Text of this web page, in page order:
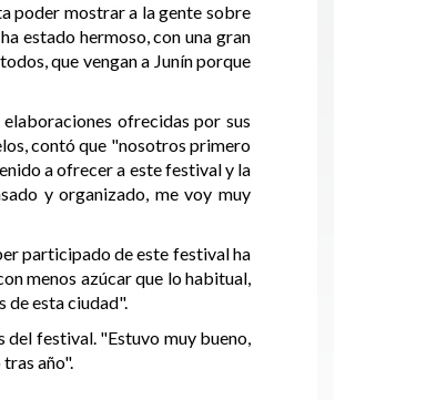
poder mostrar a la gente sobre
estado hermoso, con una gran
que vengan a Junín porque
ofrecidas por sus
contó que "nosotros primero
a ofrecer a este festival y la
y organizado, me voy muy
participado de este festival ha
menos azúcar que lo habitual,
de esta ciudad".
del festival. "Estuvo muy bueno,
año".